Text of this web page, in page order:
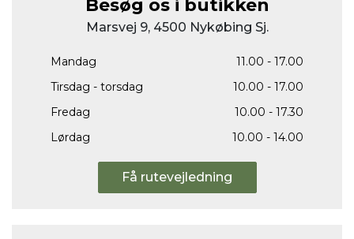
Besøg os i butikken
Marsvej 9, 4500 Nykøbing Sj.
Mandag
11.00 - 17.00
Tirsdag - torsdag
10.00 - 17.00
Fredag
10.00 - 17.30
Lørdag
10.00 - 14.00
Få rutevejledning